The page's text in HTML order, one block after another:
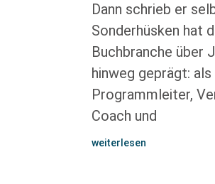
Dann schrieb er
Sonderhüsken hat
Buchbranche über
hinweg geprägt:
Programmleiter,
Coach und
weiterlesen